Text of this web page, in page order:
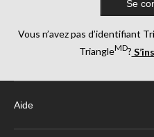
Se
Vous n’avez pas d’identifiant
TriangleMD?
Aide